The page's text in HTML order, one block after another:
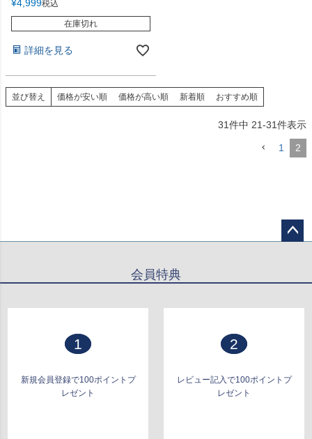
ジカメ 360度回転 角度自由自在
多関節アーム エースファスト
¥4,999税込
在庫切れ
詳細を見る
並び替え 価格が安い順 価格が高い順 新着順 おすすめ順
31件中 21-31件表示
1 2
会員特典
1
新規会員登録で100ポイントプ
レゼント
2
レビュー記入で100ポイントプ
レゼント